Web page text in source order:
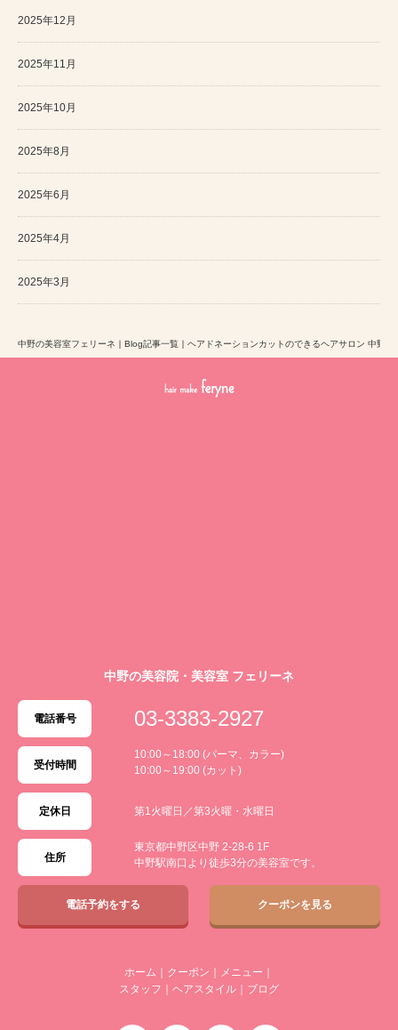
2025年12月
2025年11月
2025年10月
2025年8月
2025年6月
2025年4月
2025年3月
中野の美容室フェリーネ ｜ Blog記事一覧 ｜ ヘアドネーションカットのできるヘアサロン 中野
中野の美容院・美容室 フェリーネ
電話番号 03-3383-2927
受付時間
10:00～18:00 (パーマ、カラー)
10:00～19:00 (カット)
定休日 第1火曜日／第3火曜・水曜日
住所
東京都中野区中野 2-28-6 1F
中野駅南口より徒歩3分の美容室です。
電話予約をする クーポンを見る
ホーム クーポン メニュー
スタッフ
ヘアスタイル ブログ